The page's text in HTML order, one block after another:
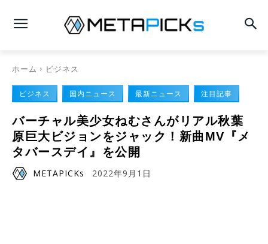
ホーム ビジネス
ビジネス 国内ニュース 最新ニュース 注目記事
バーチャル美少女ねむさんがリアル秋葉
原巨大ビジョンをジャック！新曲MV『メ
タバースデイ』を公開
METAPICKs 2022年9月1日